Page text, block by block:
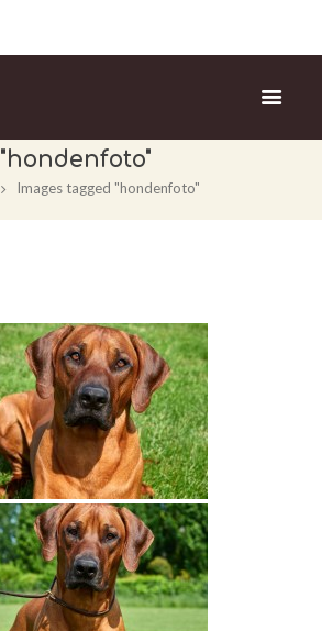
"hondenfoto"
Images tagged "hondenfoto"